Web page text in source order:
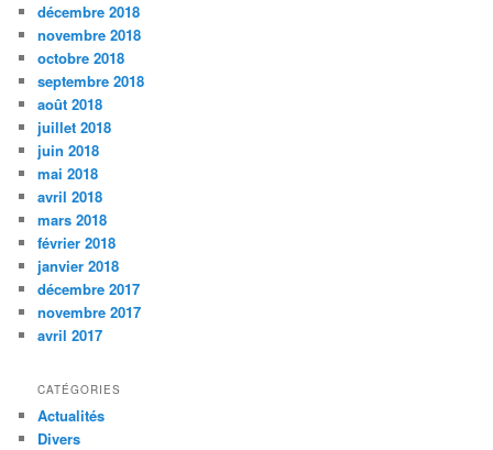
décembre 2018
novembre 2018
octobre 2018
septembre 2018
août 2018
juillet 2018
juin 2018
mai 2018
avril 2018
mars 2018
février 2018
janvier 2018
décembre 2017
novembre 2017
avril 2017
CATÉGORIES
Actualités
Divers